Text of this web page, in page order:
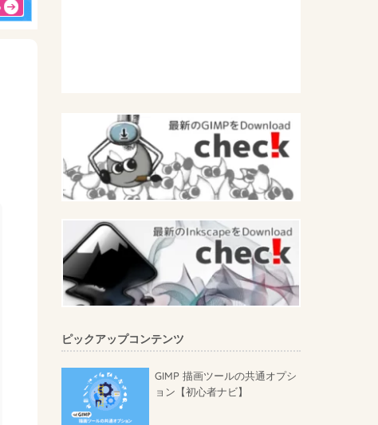
ピックアップコンテンツ
GIMP 描画ツールの共通オプシ
ョン【初心者ナビ】